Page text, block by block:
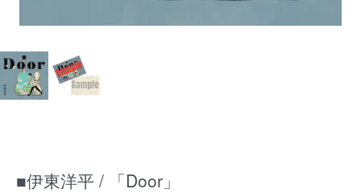
■伊東洋平 / 「Door」